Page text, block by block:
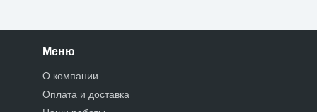
Меню
О компании
Оплата и доставка